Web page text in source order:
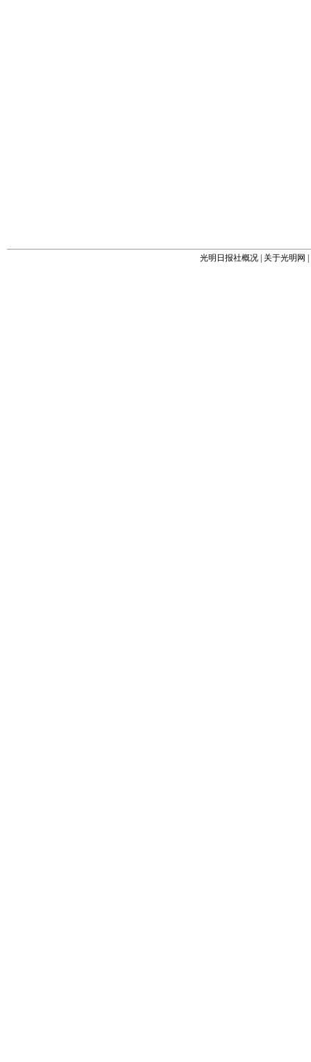
光明日报社概况 关于光明网